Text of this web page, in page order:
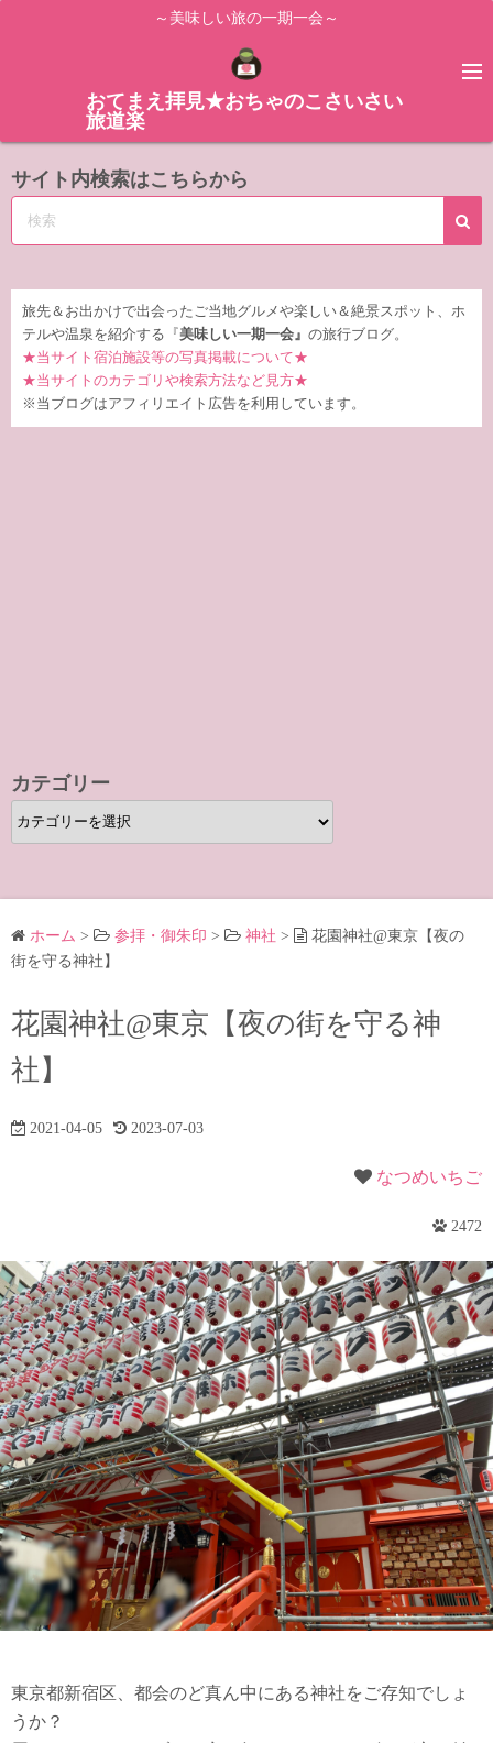
ス
ッ
～美味しい旅の一期一会～
おてまえ拝見★おちゃのこさいさい
旅道楽
サイト内検索はこちらから
旅先＆お出かけで出会ったご当地グルメや楽しい＆絶景スポット、ホ
テルや温泉を紹介する『 美味しい一期一会』 の旅行ブログ。
★当サイト宿泊施設等の写真掲載について★
★当サイトのカテゴリや検索方法など見方★
※当ブログはアフィリエイト広告を利用しています。
カテゴリー
カ
テ
リ
ー ホーム > 参拝・御朱印 > 神社 >
花園神社@東京【夜の
街を守る神社】
花園神社@東京【夜の街を守る神
社】
2021-04-05 2023-07-03
なつめいちご
2472
東京都新宿区、都会のど真ん中にある神社をご存知でしょ
うか？